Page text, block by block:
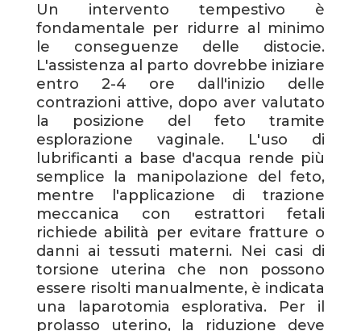
Un intervento tempestivo è
fondamentale per ridurre al minimo
le conseguenze delle distocie.
L'assistenza al parto dovrebbe iniziare
entro 2-4 ore dall'inizio delle
contrazioni attive, dopo aver valutato
la posizione del feto tramite
esplorazione vaginale. L'uso di
lubrificanti a base d'acqua rende più
semplice la manipolazione del feto,
mentre l'applicazione di trazione
meccanica con estrattori fetali
richiede abilità per evitare fratture o
danni ai tessuti materni. Nei casi di
torsione uterina che non possono
essere risolti manualmente, è indicata
una laparotomia esplorativa. Per il
prolasso uterino, la riduzione deve